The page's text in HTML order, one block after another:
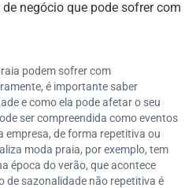
podem sofrer com
é importante saber
e como ela pode afetar o seu
ser compreendida como eventos
empresa, de forma repetitiva ou
moda praia, por exemplo, tem
época do verão, que acontece
de sazonalidade não repetitiva é